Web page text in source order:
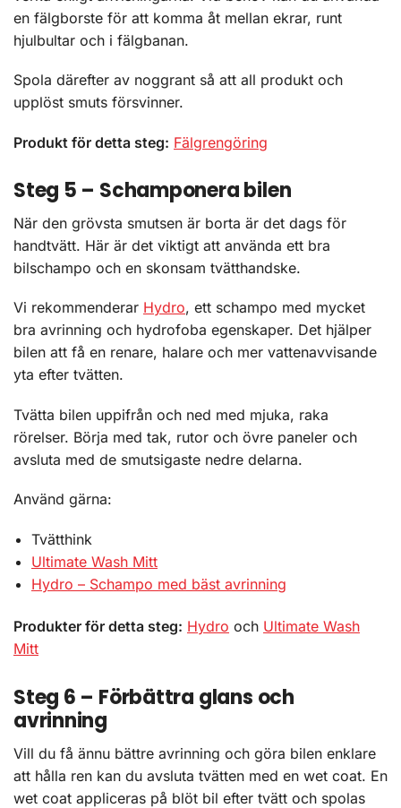
en fälgborste för att komma åt mellan ekrar, runt
hjulbultar och i fälgbanan.
Spola därefter av noggrant så att all produkt och
upplöst smuts försvinner.
Produkt för detta steg: Fälgrengöring
Steg 5 – Schamponera bilen
När den grövsta smutsen är borta är det dags för
handtvätt. Här är det viktigt att använda ett bra
bilschampo och en skonsam tvätthandske.
Vi rekommenderar Hydro, ett schampo med mycket
bra avrinning och hydrofoba egenskaper. Det hjälper
bilen att få en renare, halare och mer vattenavvisande
yta efter tvätten.
Tvätta bilen uppifrån och ned med mjuka, raka
rörelser. Börja med tak, rutor och övre paneler och
avsluta med de smutsigaste nedre delarna.
Använd gärna:
Tvätthink
Ultimate Wash Mitt
Hydro – Schampo med bäst avrinning
Produkter för detta steg: Hydro och Ultimate Wash
Mitt
Steg 6 – Förbättra glans och
avrinning
Vill du få ännu bättre avrinning och göra bilen enklare
att hålla ren kan du avsluta tvätten med en wet coat. En
wet coat appliceras på blöt bil efter tvätt och spolas